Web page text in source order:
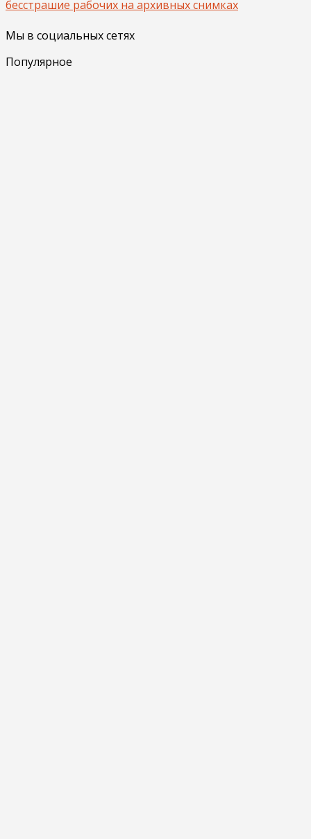
бесстрашие рабочих на архивных снимках
Мы в социальных сетях
Популярное